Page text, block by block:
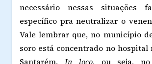
necessário nessas situações
específico pra neutralizar o
Vale lembrar que, no município
soro está concentrado no hospital
Santarém. In loco, ou seja,